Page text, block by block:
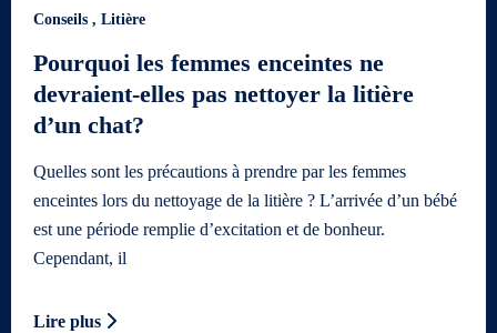
Conseils , Litière
Pourquoi les femmes enceintes ne
devraient-elles pas nettoyer la litière
d’un chat?
Quelles sont les précautions à prendre par les femmes
enceintes lors du nettoyage de la litière ? L’arrivée d’un bébé
est une période remplie d’excitation et de bonheur.
Cependant, il
Lire plus